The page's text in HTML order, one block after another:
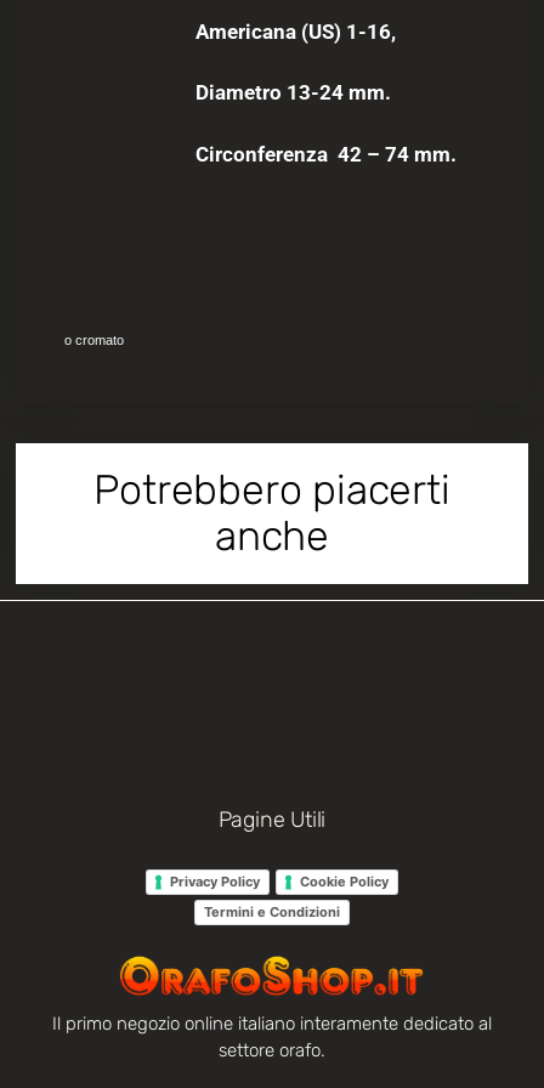
Americana (US) 1-16,
Diametro 13-24 mm.
Circonferenza 42 – 74 mm.
o cromato
Potrebbero piacerti
anche
Pagine Utili
Privacy Policy
Cookie Policy
Termini e Condizioni
Il primo negozio online italiano interamente dedicato al
settore orafo.